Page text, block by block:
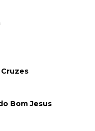
Cruzes
Bom Jesus